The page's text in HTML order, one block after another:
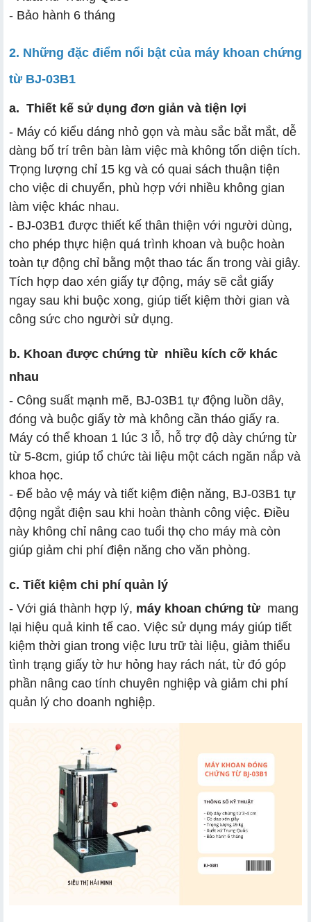
- Bảo hành 6 tháng
2. Những đặc điểm nổi bật của máy khoan chứng
từ BJ-03B1
a. Thiết kế sử dụng đơn giản và tiện lợi
- Máy có kiểu dáng nhỏ gọn và màu sắc bắt mắt, dễ
dàng bố trí trên bàn làm việc mà không tốn diện tích.
Trọng lượng chỉ 15 kg và có quai sách thuận tiện
cho việc di chuyển, phù hợp với nhiều không gian
làm việc khác nhau.
- BJ-03B1 được thiết kế thân thiện với người dùng,
cho phép thực hiện quá trình khoan và buộc hoàn
toàn tự động chỉ bằng một thao tác ấn trong vài giây.
Tích hợp dao xén giấy tự động, máy sẽ cắt giấy
ngay sau khi buộc xong, giúp tiết kiệm thời gian và
công sức cho người sử dụng.
b. Khoan được chứng từ nhiều kích cỡ khác
nhau
- Công suất mạnh mẽ, BJ-03B1 tự động luồn dây,
đóng và buộc giấy tờ mà không cần tháo giấy ra.
Máy có thể khoan 1 lúc 3 lỗ, hỗ trợ độ dày chứng từ
từ 5-8cm, giúp tổ chức tài liệu một cách ngăn nắp và
khoa học.
- Để bảo vệ máy và tiết kiệm điện năng, BJ-03B1 tự
động ngắt điện sau khi hoàn thành công việc. Điều
này không chỉ nâng cao tuổi thọ cho máy mà còn
giúp giảm chi phí điện năng cho văn phòng.
c. Tiết kiệm chi phí quản lý
- Với giá thành hợp lý, máy khoan chứng từ mang
lại hiệu quả kinh tế cao. Việc sử dụng máy giúp tiết
kiệm thời gian trong việc lưu trữ tài liệu, giảm thiểu
tình trạng giấy tờ hư hỏng hay rách nát, từ đó góp
phần nâng cao tính chuyên nghiệp và giảm chi phí
quản lý cho doanh nghiệp.